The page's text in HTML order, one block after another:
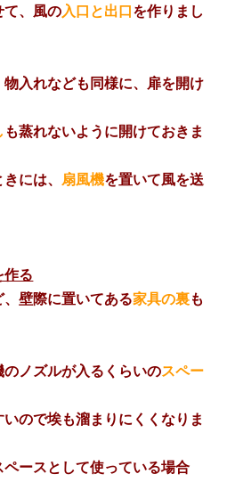
て、風の入口と出口を作りまし
入れなども同様に、扉を開け
も蒸れないように開けておきま
には、 扇風機を置いて風を送
作る
壁際に置いてある家具の裏も
ノズルが入るくらいのスペー
ので埃も溜まりにくくなりま
ペースとして使っている場合